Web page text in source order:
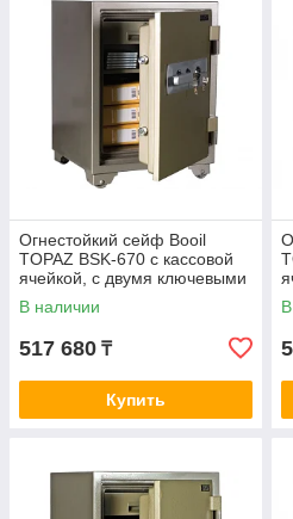
Огнестойкий сейф Booil
TOPAZ BSK-670 с кассовой
ячейкой, с двумя ключевыми
замками
В наличии
517 680 ₸
Купить